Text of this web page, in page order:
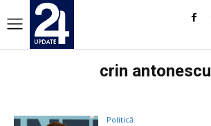
crin antonescu
Politică